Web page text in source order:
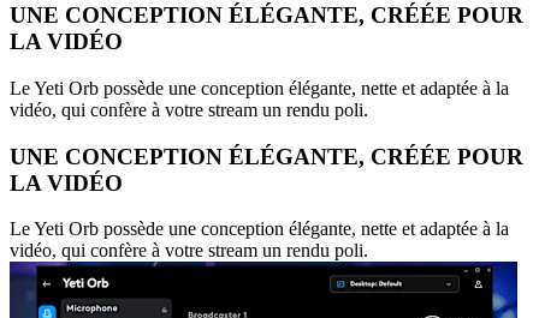
UNE CONCEPTION ÉLÉGANTE, CRÉÉE POUR
LA VIDÉO
Le Yeti Orb possède une conception élégante, nette et adaptée à la
vidéo, qui confère à votre stream un rendu poli.
UNE CONCEPTION ÉLÉGANTE, CRÉÉE POUR
LA VIDÉO
Le Yeti Orb possède une conception élégante, nette et adaptée à la
vidéo, qui confère à votre stream un rendu poli.